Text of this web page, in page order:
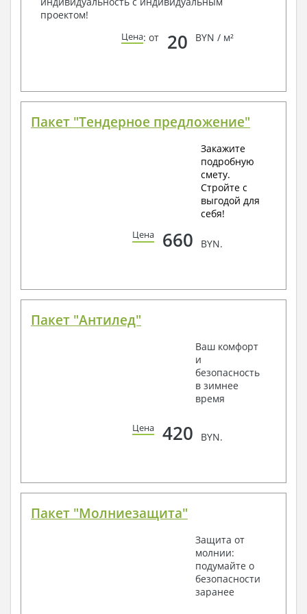
проектом!
Цена: от 20 BYN / м²
Пакет "Тендерное предложение"
Закажите
подробную
смету.
Стройте с
выгодой для
себя!
Цена 660 BYN.
Пакет "Антилед"
Ваш комфорт
и
безопасность
в зимнее
время
Цена 420 BYN.
Пакет "Молниезащита"
Защита от
молнии:
подумайте о
безопасности
заранее